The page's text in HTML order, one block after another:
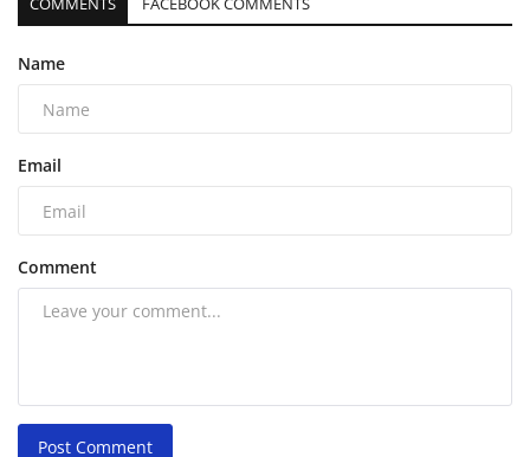
Name
Email
Comment
Post Comment